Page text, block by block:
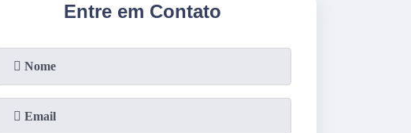
Entre em Contato